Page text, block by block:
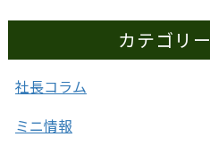
カテゴリー
社長コラム
ミニ情報